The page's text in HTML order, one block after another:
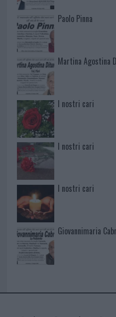
Paolo Pinna
Martina Agostina
I nostri cari
I nostri cari
I nostri cari
Giovannimaria